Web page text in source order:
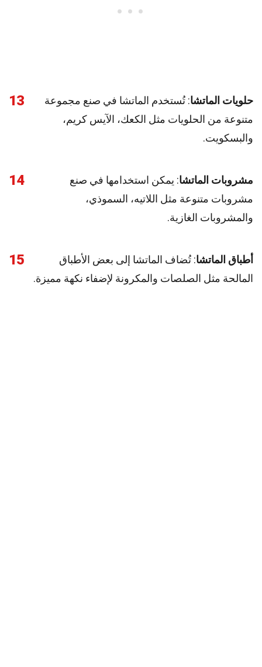
13 حلويات الماتشا: تُستخدم الماتشا في صنع مجموعة
متنوعة من الحلويات مثل الكعك، الآيس كريم،
والبسكويت.
14 مشروبات الماتشا: يمكن استخدامها في صنع
مشروبات متنوعة مثل اللاتيه، السموذي،
والمشروبات الغازية.
15 أطباق الماتشا: تُضاف الماتشا إلى بعض الأطباق
المالحة مثل الصلصات والمكرونة لإضفاء نكهة مميزة.